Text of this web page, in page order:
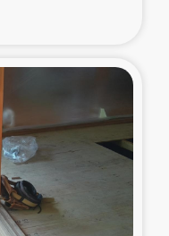
家支援
支援
ヒー畑改善事業
災者支援